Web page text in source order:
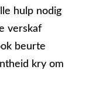
hulp nodig
verskaf
beurte
kry om